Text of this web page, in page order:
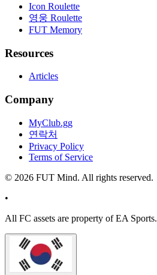
Icon Roulette
영웅 Roulette
FUT Memory
Resources
Articles
Company
MyClub.gg
연락처
Privacy Policy
Terms of Service
© 2026 FUT Mind. All rights reserved.
•
All FC assets are property of EA Sports.